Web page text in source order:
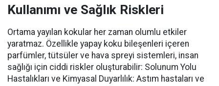
Kullanımı ve Sağlık Riskleri
Ortama yayılan kokular her zaman olumlu etkiler
yaratmaz. Özellikle yapay koku bileşenleri içeren
parfümler, tütsüler ve hava spreyi sistemleri, insan
sağlığı için ciddi riskler oluşturabilir: Solunum Yolu
Hastalıkları ve Kimyasal Duyarlılık: Astım hastaları ve